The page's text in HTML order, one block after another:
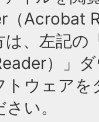
（Acrobat
、左記の
）」
トウェア
い。